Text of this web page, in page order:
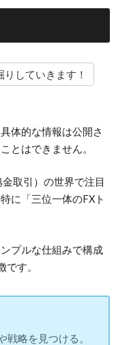
していきます！
体的な情報は公開さ
とはできません。
取引）の世界で注目
に「三位一体のFXト
プルな仕組みで構成
す。
略を見つける。